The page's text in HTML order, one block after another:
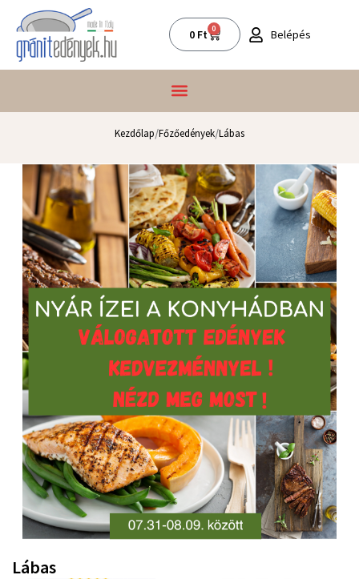
content
0 Ft 0
Kosár Belépés
Kezdőlap/Főzőedények/Lábas
Lábas